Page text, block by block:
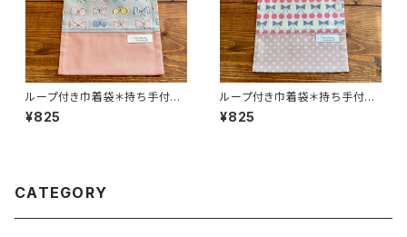
ループ付き巾着袋＊持ち手付き
巾着＊巾着袋＊女の子＊学校＊
NO.6353＊149＊ohariko
¥825
ループ付き巾着袋＊持ち手付き
巾着＊巾着袋＊女の子＊学校＊
NO.6348＊130＊ohariko
¥825
CATEGORY